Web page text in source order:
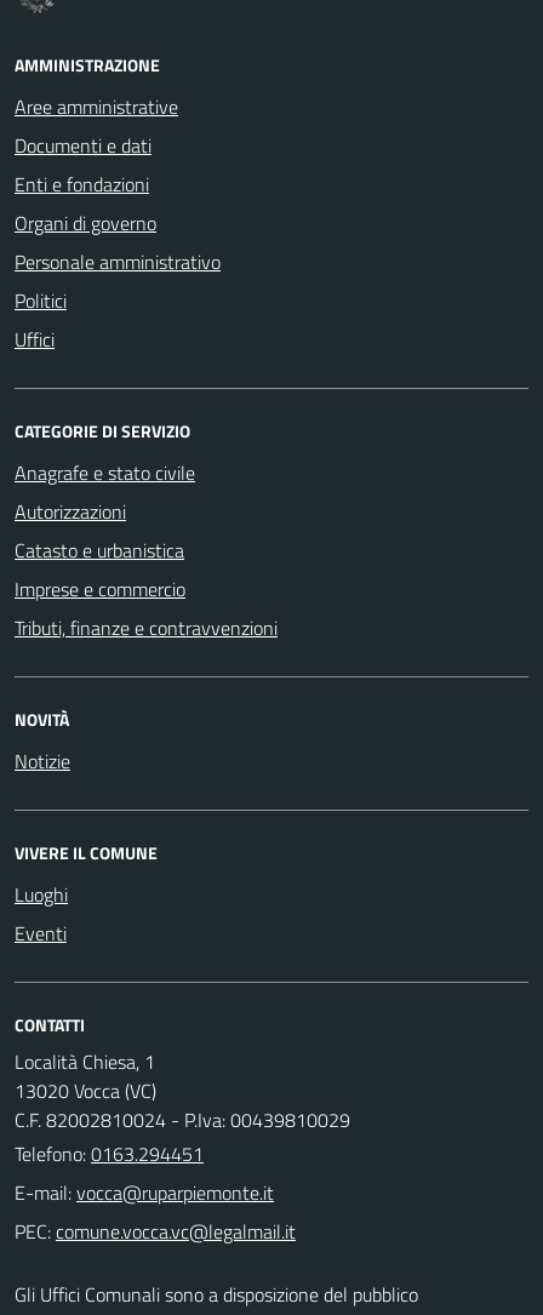
AMMINISTRAZIONE
Aree amministrative
Documenti e dati
Enti e fondazioni
Organi di governo
Personale amministrativo
Politici
Uffici
CATEGORIE DI SERVIZIO
Anagrafe e stato civile
Autorizzazioni
Catasto e urbanistica
Imprese e commercio
Tributi, finanze e contravvenzioni
NOVITÀ
Notizie
VIVERE IL COMUNE
Luoghi
Eventi
CONTATTI
Località Chiesa, 1
13020 Vocca (VC)
C.F. 82002810024 - P.Iva: 00439810029
Telefono:0163.294451
E-mail:
PEC:
Gli Uffici Comunali sono a disposizione del pubblico